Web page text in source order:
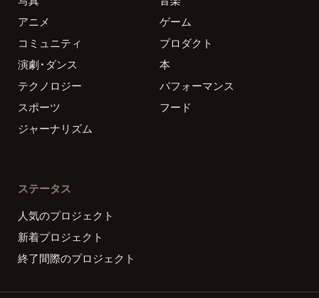
アニメ
ゲーム
コミュニティ
プロダクト
演劇・ダンス
本
テクノロジー
パフォーマンス
スポーツ
フード
ジャーナリズム
ステータス
人気のプロジェクト
新着プロジェクト
終了間際のプロジェクト